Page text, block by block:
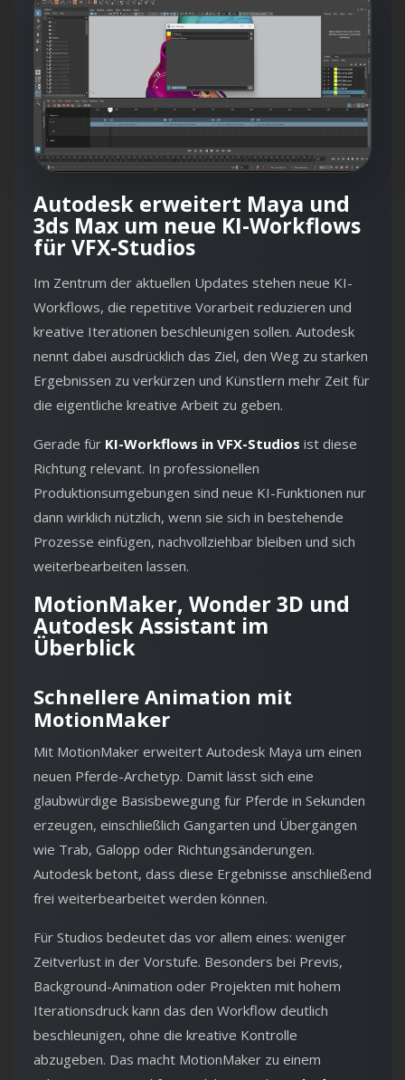
Autodesk erweitert Maya und
3ds Max um neue KI-Workflows
für VFX-Studios
Im Zentrum der aktuellen Updates stehen neue KI-
Workflows, die repetitive Vorarbeit reduzieren und
kreative Iterationen beschleunigen sollen. Autodesk
nennt dabei ausdrücklich das Ziel, den Weg zu starken
Ergebnissen zu verkürzen und Künstlern mehr Zeit für
die eigentliche kreative Arbeit zu geben.
Gerade für KI-Workflows in VFX-Studios ist diese
Richtung relevant. In professionellen
Produktionsumgebungen sind neue KI-Funktionen nur
dann wirklich nützlich, wenn sie sich in bestehende
Prozesse einfügen, nachvollziehbar bleiben und sich
weiterbearbeiten lassen.
MotionMaker, Wonder 3D und
Autodesk Assistant im
Überblick
Schnellere Animation mit
MotionMaker
Mit MotionMaker erweitert Autodesk Maya um einen
neuen Pferde-Archetyp. Damit lässt sich eine
glaubwürdige Basisbewegung für Pferde in Sekunden
erzeugen, einschließlich Gangarten und Übergängen
wie Trab, Galopp oder Richtungsänderungen.
Autodesk betont, dass diese Ergebnisse anschließend
frei weiterbearbeitet werden können.
Für Studios bedeutet das vor allem eines: weniger
Zeitverlust in der Vorstufe. Besonders bei Previs,
Background-Animation oder Projekten mit hohem
Iterationsdruck kann das den Workflow deutlich
beschleunigen, ohne die kreative Kontrolle
abzugeben. Das macht MotionMaker zu einem